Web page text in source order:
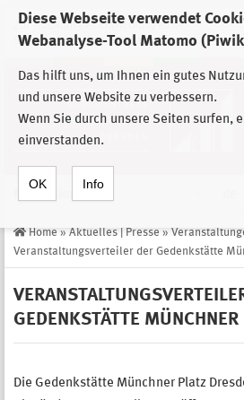
Diese Webseite verwendet
Webanalyse-Tool Matomo
Das hilft uns, um Ihnen ein gutes
und unsere Website zu verbessern.
Wenn Sie durch unsere Seiten surfen,
einverstanden.
OK Info
Zur Auswahl der Einrichtungen der
Stiftung Sächsische Gedenkstätten
Home » Aktuelles | Presse »
Veranstaltungsverteiler der Gedenkstätte
GEDENKSTÄTTE MÜNCHNER
Die Gedenkstätte Münchner Platz